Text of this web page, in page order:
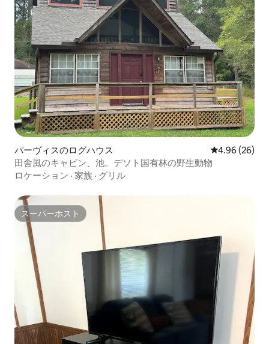
パーヴィスのログハウス レビュー26
4.96 (26)
田舎風のキャビン、池。デソト国有林の野生動物
ロケーション · 家族 · グリル
スーパーホスト
スーパーホスト